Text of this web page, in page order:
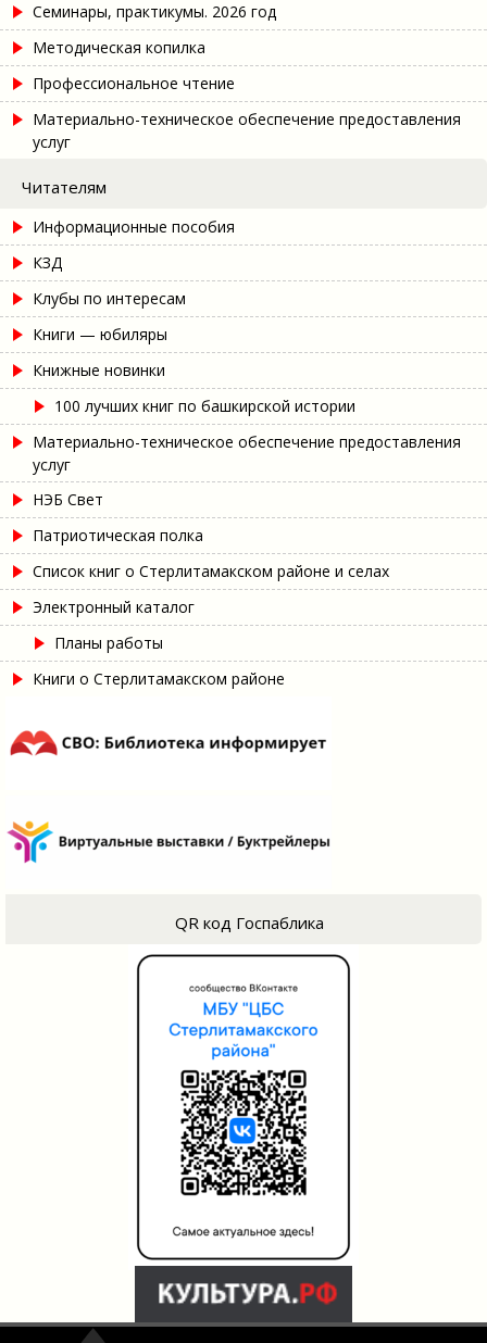
Семинары, практикумы. 2026 год
Методическая копилка
Профессиональное чтение
Материально-техническое обеспечение предоставления
услуг
Читателям
Информационные пособия
КЗД
Клубы по интересам
Книги — юбиляры
Книжные новинки
100 лучших книг по башкирской истории
Материально-техническое обеспечение предоставления
услуг
НЭБ Свет
Патриотическая полка
Список книг о Стерлитамакском районе и селах
Электронный каталог
Планы работы
Книги о Стерлитамакском районе
QR код Госпаблика